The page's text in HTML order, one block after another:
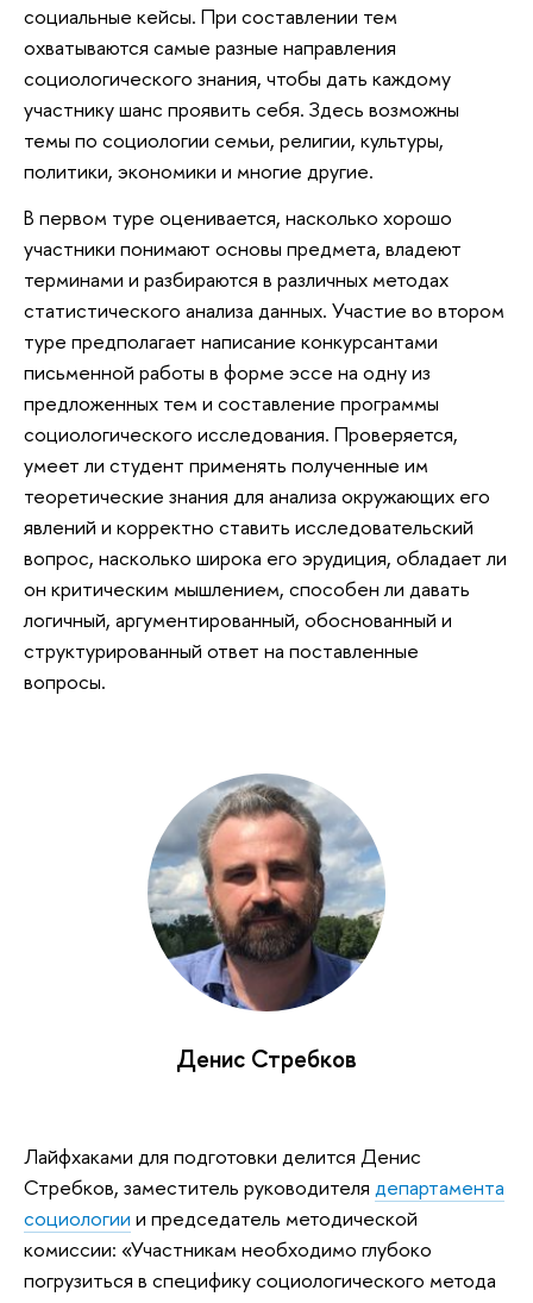
социальные кейсы. При составлении тем
охватываются самые разные направления
социологического знания, чтобы дать каждому
участнику шанс проявить себя. Здесь возможны
темы по социологии семьи, религии, культуры,
политики, экономики и многие другие.
В первом туре оценивается, насколько хорошо
участники понимают основы предмета, владеют
терминами и разбираются в различных методах
статистического анализа данных. Участие во втором
туре предполагает написание конкурсантами
письменной работы в форме эссе на одну из
предложенных тем и составление программы
социологического исследования. Проверяется,
умеет ли студент применять полученные им
теоретические знания для анализа окружающих его
явлений и корректно ставить исследовательский
вопрос, насколько широка его эрудиция, обладает ли
он критическим мышлением, способен ли давать
логичный, аргументированный, обоснованный и
структурированный ответ на поставленные
вопросы.
Денис Стребков
Лайфхаками для подготовки делится Денис
Стребков, заместитель руководителя департамента
социологии и председатель методической
комиссии: «Участникам необходимо глубоко
погрузиться в специфику социологического метода